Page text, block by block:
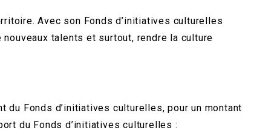
Avec son Fonds d’initiatives culturelles
talents et surtout, rendre la culture
Fonds d’initiatives culturelles, pour un montant
du Fonds d’initiatives culturelles :